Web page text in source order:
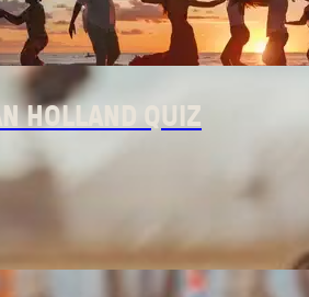
HOLLAND QUIZ